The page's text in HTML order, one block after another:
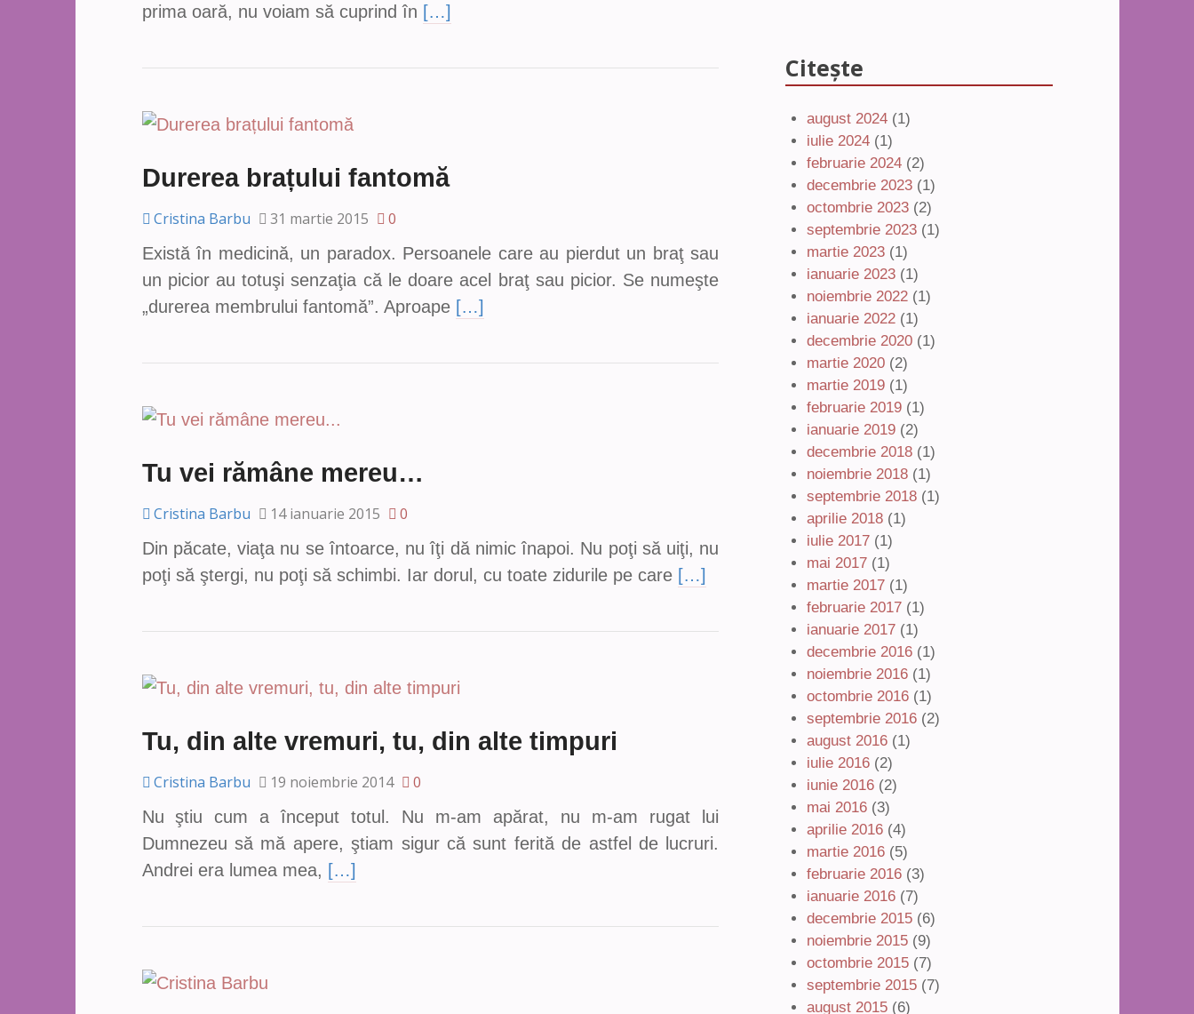
prima oară, nu voiam să cuprind în […]
Durerea brațului fantomă
Cristina Barbu 31 martie 2015
0
Există în medicină, un paradox. Persoanele care au pierdut un braţ sau
un picior au totuşi senzaţia că le doare acel braţ sau picior. Se numeşte
„durerea membrului fantomă”. Aproape […]
Tu vei rămâne mereu…
Cristina Barbu 14 ianuarie 2015
0
Din păcate, viaţa nu se întoarce, nu îţi dă nimic înapoi. Nu poţi să uiţi, nu
poţi să ştergi, nu poţi să schimbi. Iar dorul, cu toate zidurile pe care […]
Tu, din alte vremuri, tu, din alte timpuri
Cristina Barbu 19 noiembrie 2014
0
Nu ştiu cum a început totul. Nu m-am apărat, nu m-am rugat lui
Dumnezeu să mă apere, ştiam sigur că sunt ferită de astfel de lucruri.
Andrei era lumea mea, […]
Citește
august 2024 (1)
iulie 2024 (1)
februarie 2024 (2)
decembrie 2023 (1)
octombrie 2023 (2)
septembrie 2023 (1)
martie 2023 (1)
ianuarie 2023 (1)
noiembrie 2022 (1)
ianuarie 2022 (1)
decembrie 2020 (1)
martie 2020 (2)
martie 2019 (1)
februarie 2019 (1)
ianuarie 2019 (2)
decembrie 2018 (1)
noiembrie 2018 (1)
septembrie 2018 (1)
aprilie 2018 (1)
iulie 2017 (1)
mai 2017 (1)
martie 2017 (1)
februarie 2017 (1)
ianuarie 2017 (1)
decembrie 2016 (1)
noiembrie 2016 (1)
octombrie 2016 (1)
septembrie 2016 (2)
august 2016 (1)
iulie 2016 (2)
iunie 2016 (2)
mai 2016 (3)
aprilie 2016 (4)
martie 2016 (5)
februarie 2016 (3)
ianuarie 2016 (7)
decembrie 2015 (6)
noiembrie 2015 (9)
octombrie 2015 (7)
septembrie 2015 (7)
august 2015 (6)